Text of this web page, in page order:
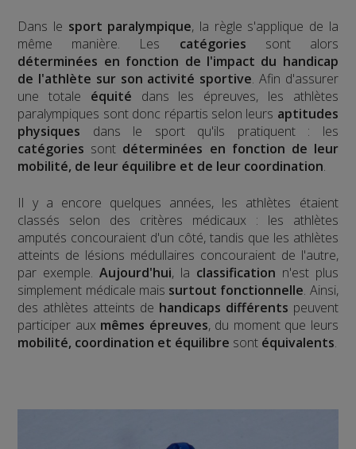
Dans le sport paralympique, la règle s'applique de la
même manière. Les catégories sont alors
déterminées en fonction de l'impact du handicap
de l'athlète sur son activité sportive. Afin d'assurer
une totale équité dans les épreuves, les athlètes
paralympiques sont donc répartis selon leurs aptitudes
physiques dans le sport qu'ils pratiquent : les
catégories sont déterminées en fonction de leur
mobilité, de leur équilibre et de leur coordination.
Il y a encore quelques années, les athlètes étaient
classés selon des critères médicaux : les athlètes
amputés concouraient d'un côté, tandis que les athlètes
atteints de lésions médullaires concouraient de l'autre,
par exemple.Aujourd'hui, la classification n'est plus
simplement médicale mais surtout fonctionnelle. Ainsi,
des athlètes atteints de handicaps différents peuvent
participer aux mêmes épreuves, du moment que leurs
mobilité, coordination et équilibre sont équivalents.